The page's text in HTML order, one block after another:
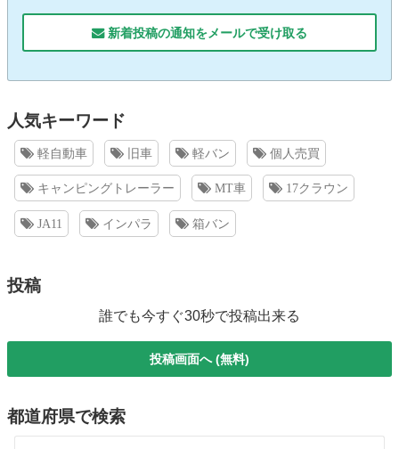
新着投稿の通知をメールで受け取る
人気キーワード
軽自動車 旧車 軽バン 個人売買
キャンピングトレーラー MT車 17クラウン
JA11 インパラ 箱バン
投稿
誰でも今すぐ30秒で投稿出来る
投稿画面へ (無料)
都道府県で検索